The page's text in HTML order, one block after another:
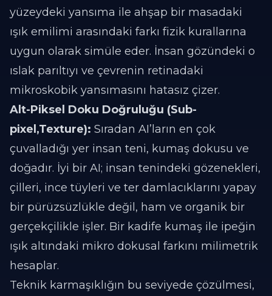
yüzeydeki yansıma ile ahşap bir masadaki
ışık emilimi arasındaki farkı fizik kurallarına
uygun olarak simüle eder. İnsan gözündeki o
ıslak parıltıyı ve çevrenin retinadaki
mikroskobik yansımasını hatasız çizer.
Alt-Piksel Doku Doğruluğu (Sub-
pixel,Texture): Sıradan AI’ların en çok
çuvalladığı yer insan teni, kumaş dokusu ve
doğadır. İyi bir AI; insan tenindeki gözenekleri,
çilleri, ince tüyleri ve ter damlacıklarını yapay
bir pürüzsüzlükle değil, ham ve organik bir
gerçekçilikle işler. Bir kadife kumaş ile ipeğin
ışık altındaki mikro dokusal farkını milimetrik
hesaplar.
Teknik karmaşıklığın bu seviyede çözülmesi,